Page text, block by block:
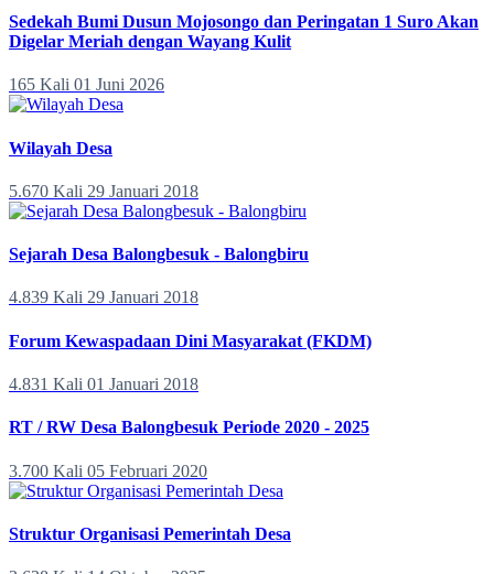
Sedekah Bumi Dusun Mojosongo dan Peringatan 1 Suro Akan
Digelar Meriah dengan Wayang Kulit
165 Kali 01 Juni 2026
Wilayah Desa
5.670 Kali 29 Januari 2018
Sejarah Desa Balongbesuk - Balongbiru
4.839 Kali 29 Januari 2018
Forum Kewaspadaan Dini Masyarakat (FKDM)
4.831 Kali 01 Januari 2018
RT / RW Desa Balongbesuk Periode 2020 - 2025
3.700 Kali 05 Februari 2020
Struktur Organisasi Pemerintah Desa